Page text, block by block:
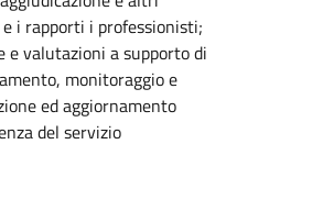
i rapporti i professionisti;
valutazioni a supporto di
monitoraggio e
ed aggiornamento
del servizio